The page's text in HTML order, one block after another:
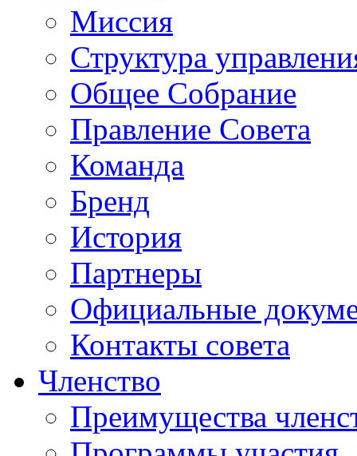
Миссия
Структура
Общее Собрание
Правление Совета
Команда
Бренд
История
Партнеры
Официальные
Контакты совета
Членство
Преимущества